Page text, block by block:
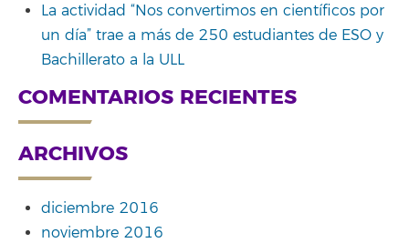
La actividad “Nos convertimos en científicos por
un día” trae a más de 250 estudiantes de ESO y
Bachillerato a la ULL
COMENTARIOS RECIENTES
ARCHIVOS
diciembre 2016
noviembre 2016